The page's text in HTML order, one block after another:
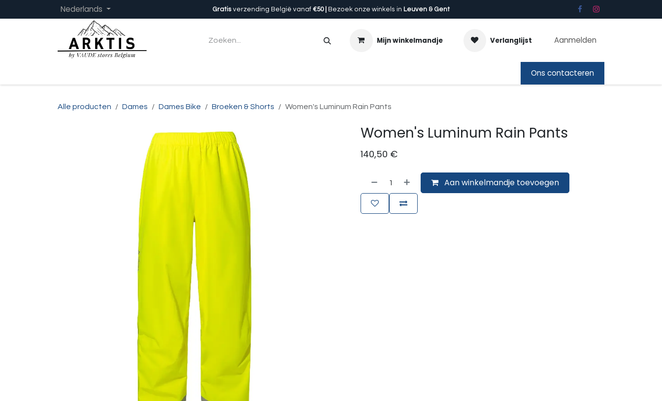
Overslaan naar inhoud
Nederlands Gratis verzending België vanaf €50 | Bezoek onze winkels in Leuven & Gent
Mijn winkelmandje Verlanglijst Aanmelden
Ons contacteren
Alle producten Dames Dames Bike Broeken & Shorts Women's Luminum Rain Pants
Women's Luminum Rain Pants
140,50 €
Aan winkelmandje toevoegen